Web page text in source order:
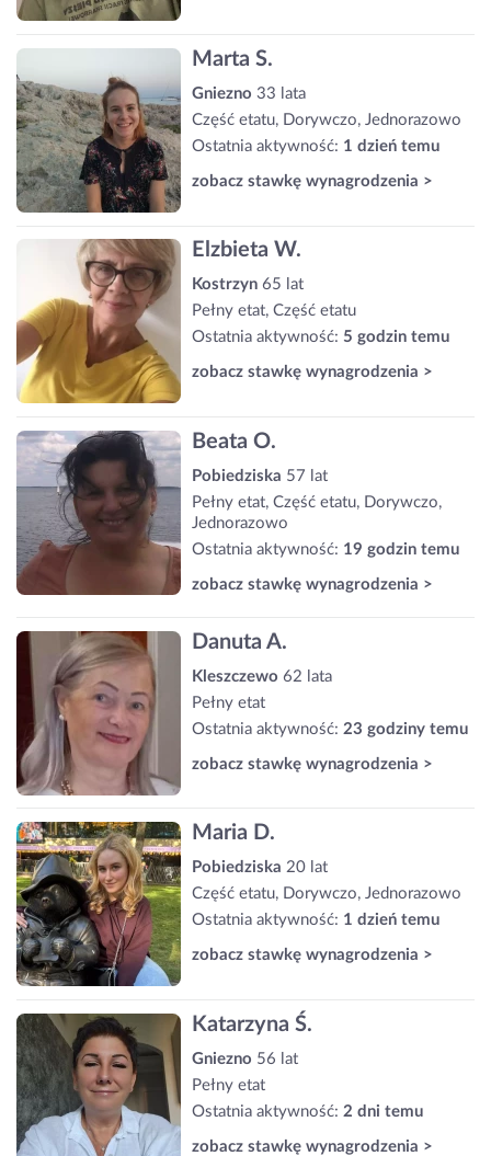
Marta S.
Gniezno 33 lata
Część etatu, Dorywczo, Jednorazowo
Ostatnia aktywność: 1 dzień temu
zobacz stawkę wynagrodzenia >
Elzbieta W.
Kostrzyn 65 lat
Pełny etat, Część etatu
Ostatnia aktywność: 5 godzin temu
zobacz stawkę wynagrodzenia >
Beata O.
Pobiedziska 57 lat
Pełny etat, Część etatu, Dorywczo,
Jednorazowo
Ostatnia aktywność: 19 godzin temu
zobacz stawkę wynagrodzenia >
Danuta A.
Kleszczewo 62 lata
Pełny etat
Ostatnia aktywność: 23 godziny temu
zobacz stawkę wynagrodzenia >
Maria D.
Pobiedziska 20 lat
Część etatu, Dorywczo, Jednorazowo
Ostatnia aktywność: 1 dzień temu
zobacz stawkę wynagrodzenia >
Katarzyna Ś.
Gniezno 56 lat
Pełny etat
Ostatnia aktywność: 2 dni temu
zobacz stawkę wynagrodzenia >